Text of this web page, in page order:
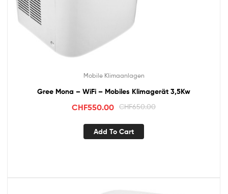
Mobile Klimaanlagen
Gree Mona – WiFi – Mobiles Klimagerät 3,5Kw
CHF650.00
CHF550.00
Add To Cart